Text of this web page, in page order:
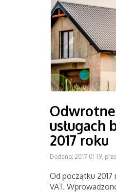
usługach
2017 roku
Dodano: 2017-01-19,
Od początku 2017
VAT.